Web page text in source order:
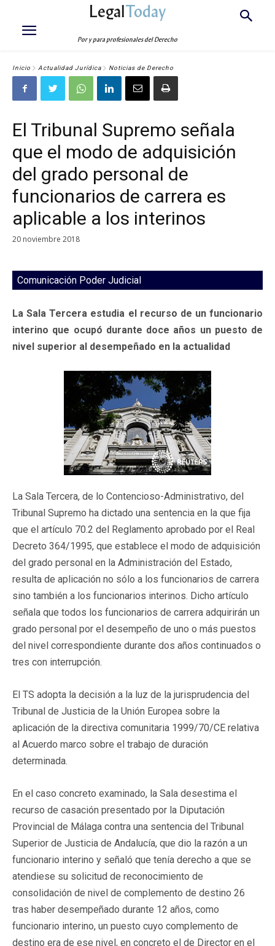
LegalToday
Por y para profesionales del Derecho
Inicio Actualidad Jurídica Noticias de Derecho
El Tribunal Supremo señala
que el modo de adquisición
del grado personal de
funcionarios de carrera es
aplicable a los interinos
20 noviembre 2018
Comunicación Poder Judicial
La Sala Tercera estudia el recurso de un funcionario
interino que ocupó durante doce años un puesto de
nivel superior al desempeñado en la actualidad
La Sala Tercera, de lo Contencioso-Administrativo, del
Tribunal Supremo ha dictado una sentencia en la que fija
que el artículo 70.2 del Reglamento aprobado por el Real
Decreto 364/1995, que establece el modo de adquisición
del grado personal en la Administración del Estado,
resulta de aplicación no sólo a los funcionarios de carrera
sino también a los funcionarios interinos. Dicho artículo
señala que todos los funcionarios de carrera adquirirán un
grado personal por el desempeño de uno o más puestos
del nivel correspondiente durante dos años continuados o
tres con interrupción.
El TS adopta la decisión a la luz de la jurisprudencia del
Tribunal de Justicia de la Unión Europea sobre la
aplicación de la directiva comunitaria 1999/70/CE relativa
al Acuerdo marco sobre el trabajo de duración
determinada.
En el caso concreto examinado, la Sala desestima el
recurso de casación presentado por la Diputación
Provincial de Málaga contra una sentencia del Tribunal
Superior de Justicia de Andalucía, que dio la razón a un
funcionario interino y señaló que tenía derecho a que se
atendiese su solicitud de reconocimiento de
consolidación de nivel de complemento de destino 26
tras haber desempeñado durante 12 años, como
funcionario interino, un puesto cuyo complemento de
destino era de ese nivel, en concreto el de Director en el